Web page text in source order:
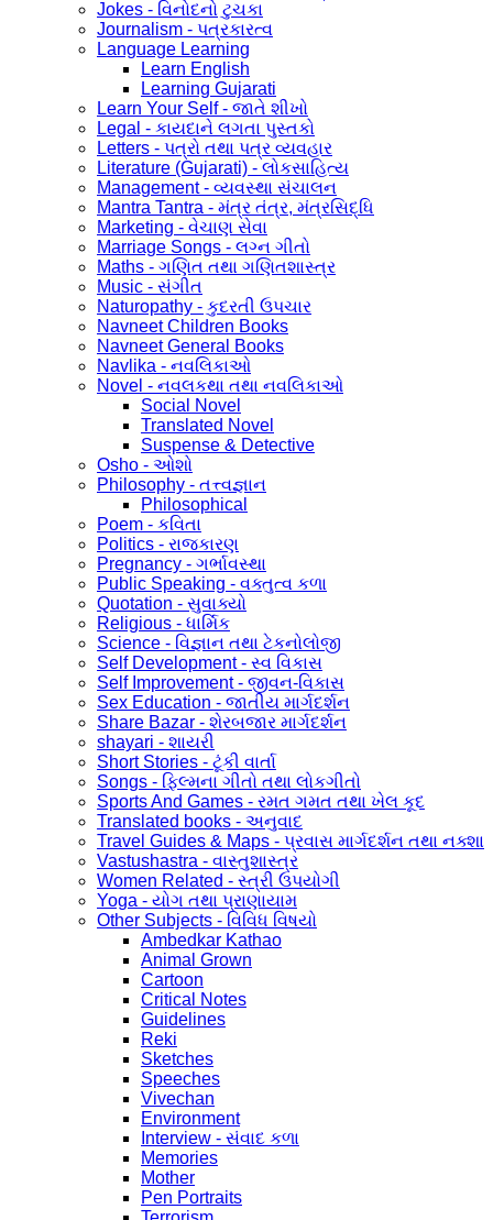
Jokes - વિનોદનો ટુચકા
Journalism - પત્રકારત્વ
Language Learning
Learn English
Learning Gujarati
Learn Your Self - જાતે શીખો
Legal - કાયદાને લગતા પુસ્તકો
Letters - પત્રો તથા પત્ર વ્યવહાર
Literature (Gujarati) - લોકસાહિત્ય
Management - વ્યવસ્થા સંચાલન
Mantra Tantra - મંત્ર તંત્ર, મંત્રસિદ્ધિ
Marketing - વેચાણ સેવા
Marriage Songs - લગ્ન ગીતો
Maths - ગણિત તથા ગણિતશાસ્ત્ર
Music - સંગીત
Naturopathy - કુદરતી ઉપચાર
Navneet Children Books
Navneet General Books
Navlika - નવલિકાઓ
Novel - નવલકથા તથા નવલિકાઓ
Social Novel
Translated Novel
Suspense & Detective
Osho - ઓશો
Philosophy - તત્ત્વજ્ઞાન
Philosophical
Poem - કવિતા
Politics - રાજકારણ
Pregnancy - ગર્ભાવસ્થા
Public Speaking - વક્તુત્વ કળા
Quotation - સુવાક્યો
Religious - ધાર્મિક
Science - વિજ્ઞાન તથા ટેકનોલોજી
Self Development - સ્વ વિકાસ
Self Improvement - જીવન-વિકાસ
Sex Education - જાતીય માર્ગદર્શન
Share Bazar - શેરબજાર માર્ગદર્શન
shayari - શાયરી
Short Stories - ટૂંકી વાર્તા
Songs - ફિલ્મના ગીતો તથા લોકગીતો
Sports And Games - રમત ગમત તથા ખેલ કૂદ
Translated books - અનુવાદ
Travel Guides & Maps - પ્રવાસ માર્ગદર્શન તથા નક્શા
Vastushastra - વાસ્તુશાસ્ત્ર
Women Related - સ્ત્રી ઉપયોગી
Yoga - યોગ તથા પ્રાણાયામ
Other Subjects - વિવિધ વિષયો
Ambedkar Kathao
Animal Grown
Cartoon
Critical Notes
Guidelines
Reki
Sketches
Speeches
Vivechan
Environment
Interview - સંવાદ કળા
Memories
Mother
Pen Portraits